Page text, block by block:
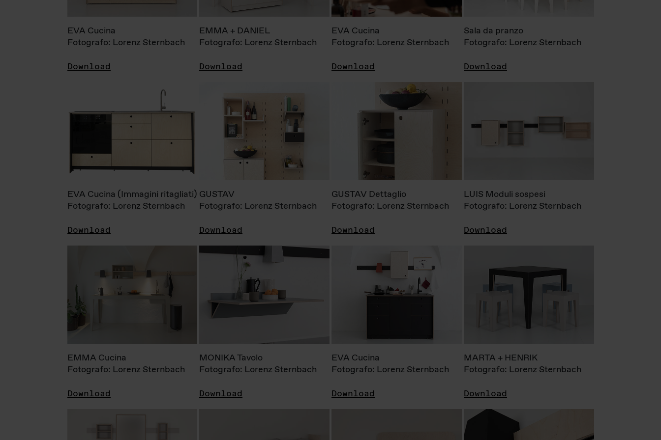
EVA Cucina
Fotografo: Lorenz Sternbach
Download
EMMA + DANIEL
Fotografo: Lorenz Sternbach
Download
EVA Cucina
Fotografo: Lorenz Sternbach
Download
Sala da pranzo
Fotografo: Lorenz Sternbach
Download
EVA Cucina (Immagini ritagliati)
Fotografo: Lorenz Sternbach
Download
GUSTAV
Fotografo: Lorenz Sternbach
Download
GUSTAV Dettaglio
Fotografo: Lorenz Sternbach
Download
LUIS Moduli sospesi
Fotografo: Lorenz Sternbach
Download
EMMA Cucina
Fotografo: Lorenz Sternbach
Download
MONIKA Tavolo
Fotografo: Lorenz Sternbach
Download
EVA Cucina
Fotografo: Lorenz Sternbach
Download
MARTA + HENRIK
Fotografo: Lorenz Sternbach
Download